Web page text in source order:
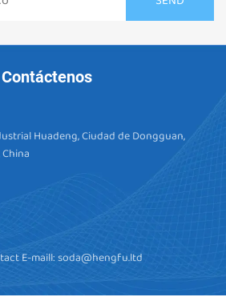
Contáctenos
Huadeng, Ciudad de Dongguan,
E-maill:soda@hengfu.ltd